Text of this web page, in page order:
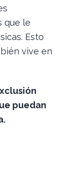
que le
Esto
vive en
puedan